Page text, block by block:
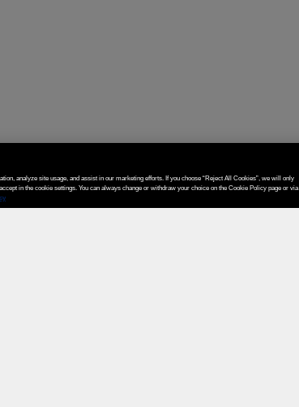
analyze site usage, and assist in our marketing efforts. If you choose “Reject All Cookies”, we will only
in the cookie settings. You can always change or withdraw your choice on the Cookie Policy page or via